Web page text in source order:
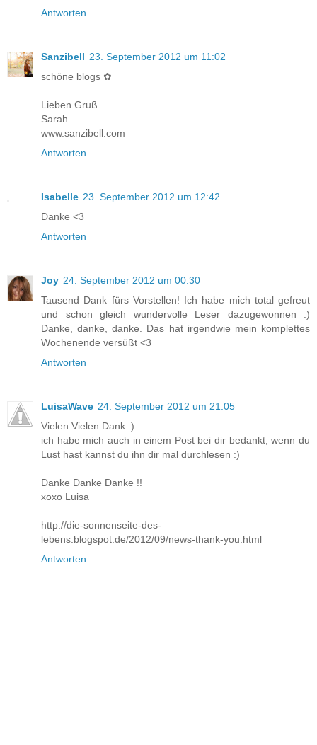
Antworten
Sanzibell 23. September 2012 um 11:02
schöne blogs ✿
Lieben Gruß
Sarah
www.sanzibell.com
Antworten
Isabelle 23. September 2012 um 12:42
Danke <3
Antworten
Joy 24. September 2012 um 00:30
Tausend Dank fürs Vorstellen! Ich habe mich total gefreut
und schon gleich wundervolle Leser dazugewonnen :)
Danke, danke, danke. Das hat irgendwie mein komplettes
Wochenende versüßt <3
Antworten
LuisaWave 24. September 2012 um 21:05
Vielen Vielen Dank :)
ich habe mich auch in einem Post bei dir bedankt, wenn du
Lust hast kannst du ihn dir mal durchlesen :)
Danke Danke Danke !!
xoxo Luisa
http://die-sonnenseite-des-
lebens.blogspot.de/2012/09/news-thank-you.html
Antworten